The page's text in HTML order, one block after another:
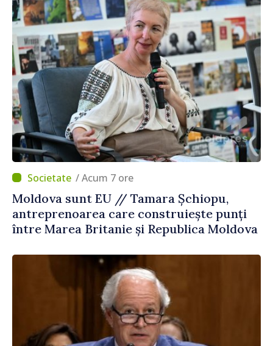
/ Acum 7 ore
Moldova sunt EU // Tamara Șchiopu,
antreprenoarea care construiește punți
între Marea Britanie și Republica Moldova